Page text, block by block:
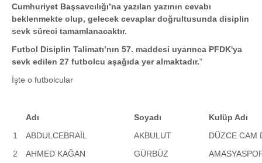
Cumhuriyet Başsavcılığı’na yazılan yazının cevabı
beklenmekte olup, gelecek cevaplar doğrultusunda disiplin
sevk süreci tamamlanacaktır.
Futbol Disiplin Talimatı’nın 57. maddesi uyarınca PFDK'ya
sevk edilen 27 futbolcu aşağıda yer almaktadır."
İşte o futbolcular
Adı Soyadı
Kulüp Adı
1
ABDULCEBRAİL AKBULUT
DÜZCE CAM
2
AHMED KAĞAN GÜRBÜZ